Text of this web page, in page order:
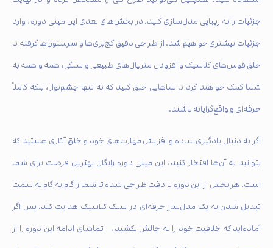
جزئیات را به زیبایی مدل‌سازی کنید. در بخش‌های بعدی این مینی دوره، وارد
جزئیات بیشتری خواهیم شد. از طراحی دقیق گچ‌بری‌ها و سرستون‌ها گرفته تا
خلق قوس‌های کلاسیک و افزودن متریال‌های طبیعی و سنگی، همه و همه به
شما کمک خواهند کرد تا نماهایی خلق کنید که نه تنها چشم‌نواز، بلکه کاملاً
حرفه‌ای و واقع‌گرایانه باشند.
اگر به دنبال یادگیری ساده و افزایش مهارت‌های خود و خلق آثاری هستید که
بتوانید به آن‌ها افتخار کنید، این مینی دوره رایگان بهترین فرصت برای شما
است. هر بخش از این دوره با دقت طراحی شده تا شما را گام به گام به سمت
تبدیل شدن به یک مدل‌ساز حرفه‌ای در سبک کلاسیک هدایت کند. پس اگر
آماده‌اید که خلاقیت خود را به چالش بکشید، تماشای ادامه این دوره را از